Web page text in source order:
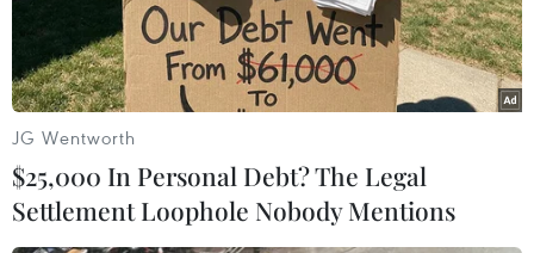
Hãng hàng không Air Premia của
Hàn Quốc nối lại đường bay
Incheon-TP Hồ Chí Minh
JG Wentworth
$25,000 In Personal Debt? The Legal
Settlement Loophole Nobody Mentions